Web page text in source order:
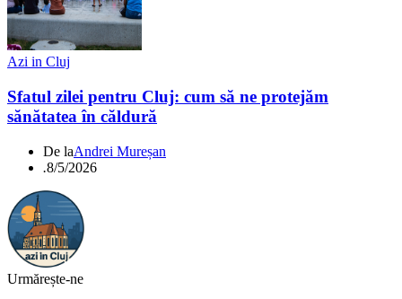
Azi in Cluj
Sfatul zilei pentru Cluj: cum să ne protejăm
sănătatea în căldură
De laAndrei Mureșan
.8/5/2026
Urmărește-ne